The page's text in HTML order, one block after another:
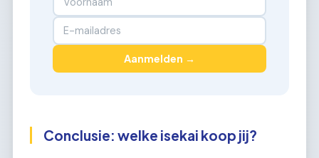
Aanmelden →
Conclusie: welke isekai koop jij?